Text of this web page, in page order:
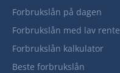
Forbrukslån på dagen
Forbrukslån med lav rente
Forbrukslån kalkulator
Beste forbrukslån